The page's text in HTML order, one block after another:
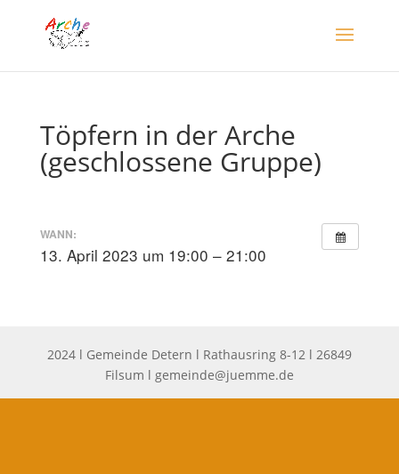
Töpfern in der Arche
(geschlossene Gruppe)
WANN:
13. April 2023 um 19:00 – 21:00
2024 l Gemeinde Detern l Rathausring 8-12 l 26849
Filsum l gemeinde@juemme.de